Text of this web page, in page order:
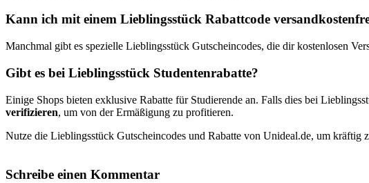
Kann ich mit einem Lieblingsstück Rabattcode
Manchmal gibt es spezielle Lieblingsstück Gutscheincodes, die dir kostenlosen
Gibt es bei Lieblingsstück Studentenrabatte?
Einige Shops bieten exklusive Rabatte für Studierende an. Falls dies bei
verifizieren, um von der Ermäßigung zu profitieren.
Nutze die Lieblingsstück Gutscheincodes und Rabatte von Unideal.de, um
Schreibe einen Kommentar